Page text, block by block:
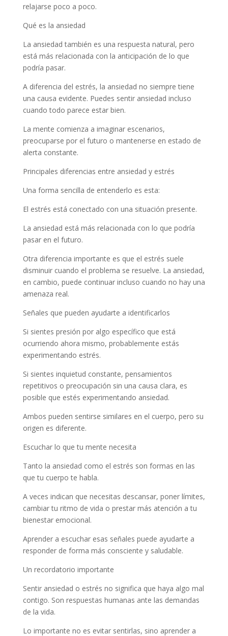
relajarse poco a poco.
Qué es la ansiedad
La ansiedad también es una respuesta natural, pero
está más relacionada con la anticipación de lo que
podría pasar.
A diferencia del estrés, la ansiedad no siempre tiene
una causa evidente. Puedes sentir ansiedad incluso
cuando todo parece estar bien.
La mente comienza a imaginar escenarios,
preocuparse por el futuro o mantenerse en estado de
alerta constante.
Principales diferencias entre ansiedad y estrés
Una forma sencilla de entenderlo es esta:
El estrés está conectado con una situación presente.
La ansiedad está más relacionada con lo que podría
pasar en el futuro.
Otra diferencia importante es que el estrés suele
disminuir cuando el problema se resuelve. La ansiedad,
en cambio, puede continuar incluso cuando no hay una
amenaza real.
Señales que pueden ayudarte a identificarlos
Si sientes presión por algo específico que está
ocurriendo ahora mismo, probablemente estás
experimentando estrés.
Si sientes inquietud constante, pensamientos
repetitivos o preocupación sin una causa clara, es
posible que estés experimentando ansiedad.
Ambos pueden sentirse similares en el cuerpo, pero su
origen es diferente.
Escuchar lo que tu mente necesita
Tanto la ansiedad como el estrés son formas en las
que tu cuerpo te habla.
A veces indican que necesitas descansar, poner límites,
cambiar tu ritmo de vida o prestar más atención a tu
bienestar emocional.
Aprender a escuchar esas señales puede ayudarte a
responder de forma más consciente y saludable.
Un recordatorio importante
Sentir ansiedad o estrés no significa que haya algo mal
contigo. Son respuestas humanas ante las demandas
de la vida.
Lo importante no es evitar sentirlas, sino aprender a